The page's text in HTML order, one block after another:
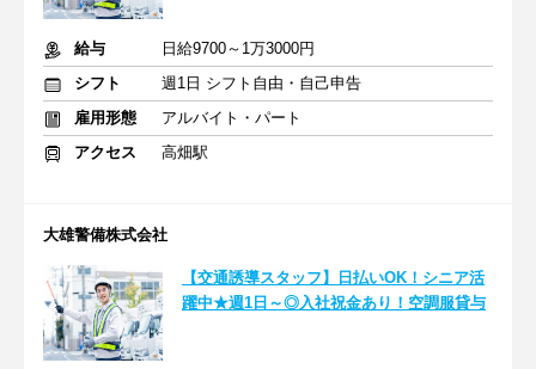
給与
日給9700～1万3000円
シフト
週1日 シフト自由・自己申告
雇用形態
アルバイト・パート
アクセス
高畑駅
大雄警備株式会社
【交通誘導スタッフ】日払いOK！シニア活
躍中★週1日～◎入社祝金あり！空調服貸与